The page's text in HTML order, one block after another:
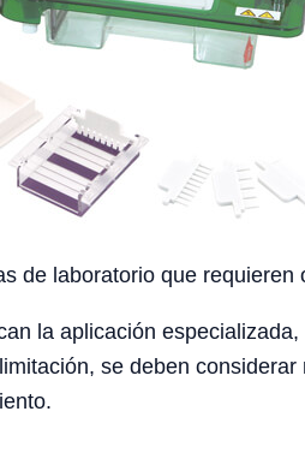
de laboratorio que
la aplicación
se deben